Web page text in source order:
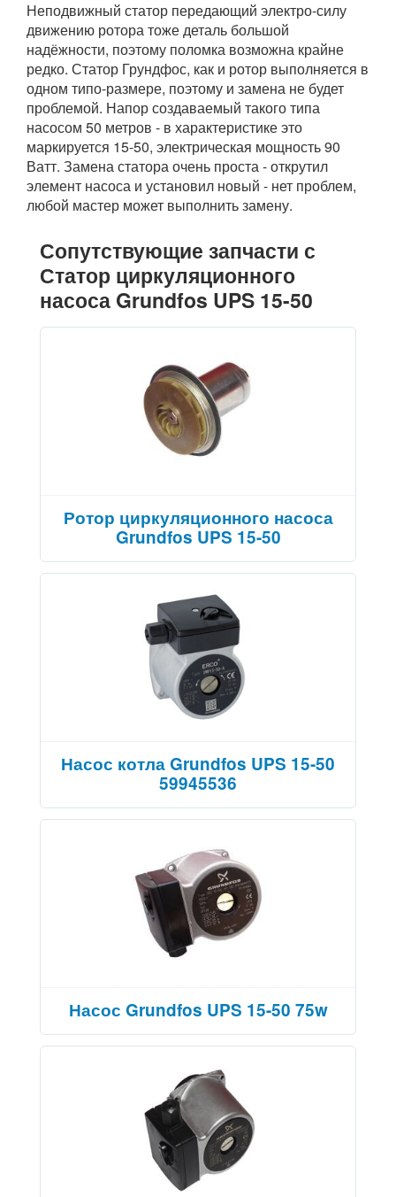
Неподвижный статор передающий электро-силу
движению ротора тоже деталь большой
надёжности, поэтому поломка возможна крайне
редко. Статор Грундфос, как и ротор выполняется в
одном типо-размере, поэтому и замена не будет
проблемой. Напор создаваемый такого типа
насосом 50 метров - в характеристике это
маркируется 15-50, электрическая мощность 90
Ватт. Замена статора очень проста - открутил
элемент насоса и установил новый - нет проблем,
любой мастер может выполнить замену.
Сопутствующие запчасти с
Статор циркуляционного
насоса Grundfos UPS 15-50
Ротор циркуляционного насоса
Grundfos UPS 15-50
Насос котла Grundfos UPS 15-50
59945536
Насос Grundfos UPS 15-50 75w